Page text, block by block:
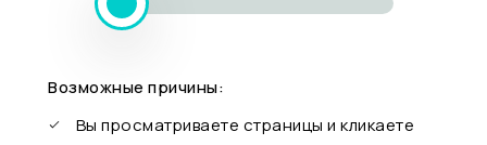
Возможные причины:
Вы просматриваете страницы и кликаете